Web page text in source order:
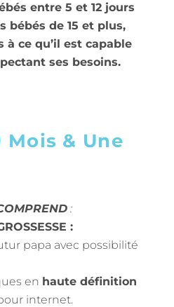
entre 5 et 12 jours
bébés de 15 et plus,
à ce qu’il est capable
ses besoins.
Mois & Une
:
:
papa avec possibilité
en haute définition
internet.